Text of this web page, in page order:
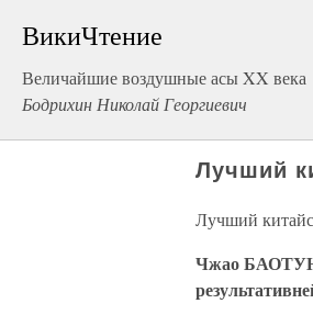
ВикиЧтение
Величайшие воздушные асы XX века
Бодрихин Николай Георгиевич
Лучший
Лучший
Чжао БАОТУН